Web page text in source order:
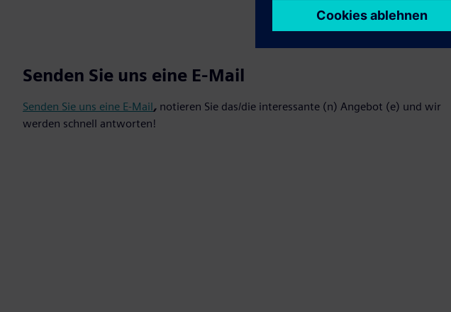
Senden Sie uns eine E-Mail
Senden Sie uns eine E-Mail, notieren Sie das/die interessante (n) Angebot (e) und wir
werden schnell antworten!